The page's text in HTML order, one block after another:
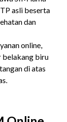
asli beserta
dan
online,
belakang biru
di atas